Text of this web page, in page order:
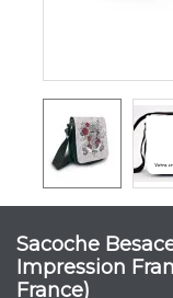
Sacoche
Impression
France)